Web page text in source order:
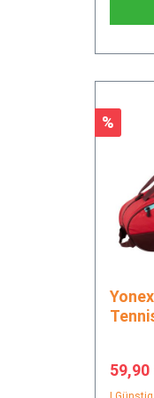
Rabatt
%
Yonex Team Racquet Bag 6er
59,90